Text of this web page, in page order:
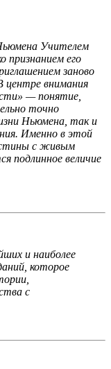
Учителем
признанием его
заново
центре внимания
— понятие,
точно
Ньюмена, так и
Именно в этой
с живым
подлинное величие
и наиболее
которое
с